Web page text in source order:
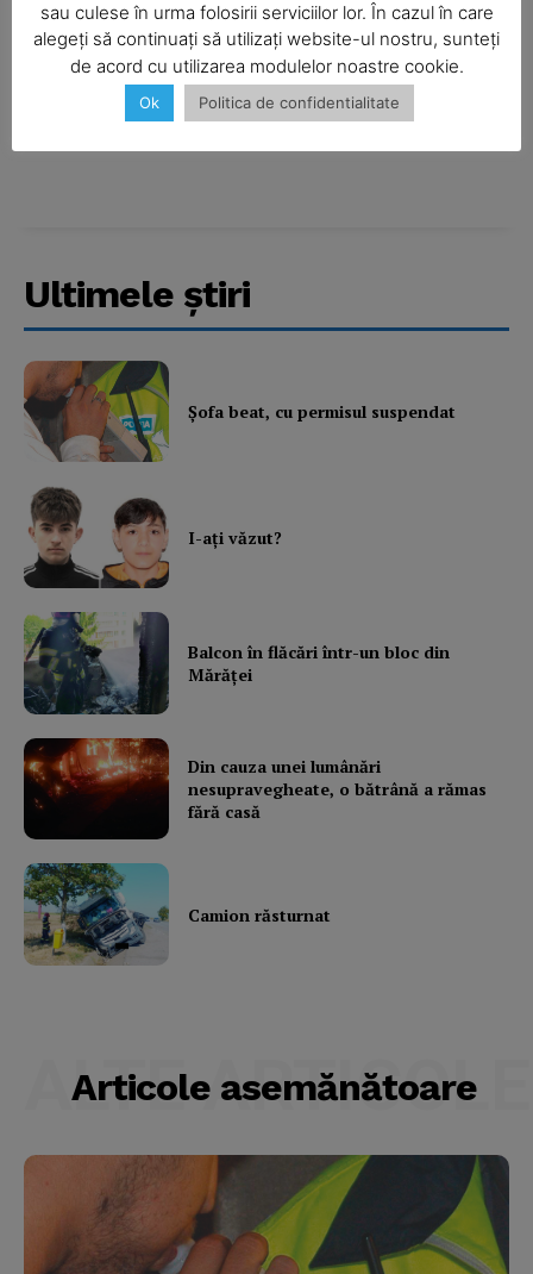
Company
My account
Ultimele ştiri
Şofa beat, cu permisul suspendat
I-aţi văzut?
Balcon în flăcări într-un bloc din
Mărăţei
Din cauza unei lumânări
nesupravegheate, o bătrână a rămas
fără casă
Camion răsturnat
Articole asemănătoare
ALTE ARTICOLE
sau culese în urma folosirii serviciilor lor. În cazul în care
alegeți să continuați să utilizați website-ul nostru, sunteți
de acord cu utilizarea modulelor noastre cookie.
Ok Politica de confidentialitate